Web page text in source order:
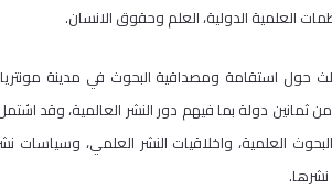
العلمية الدولية، العلم وحقوق الانسان.
ثمانين دولة بما فيهم دور النشر العالمية، وقد
العلمية، واخلاقيات النشر العلمي، وسياسات